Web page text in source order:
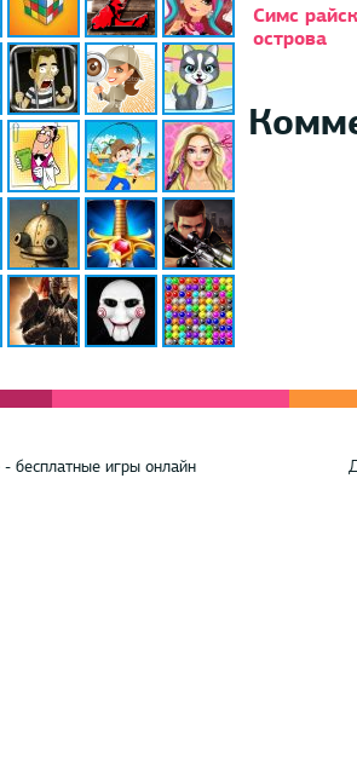
Симс
острова
бесплатные игры онлайн